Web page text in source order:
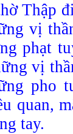
Thập
vị
phạt
vị
pho
quan,
tay.